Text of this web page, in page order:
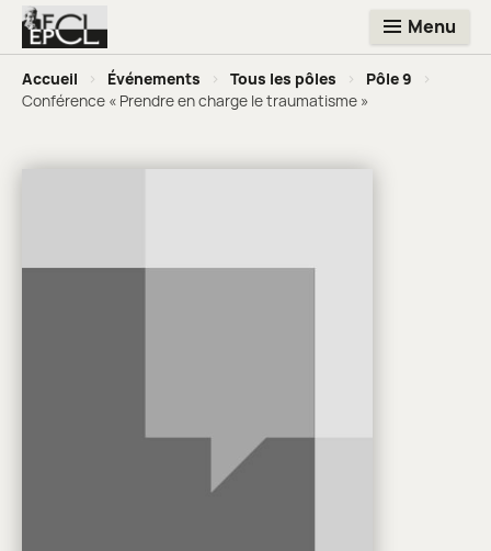
Menu
Accueil > Événements > Tous les pôles > Pôle 9
>
Conférence « Prendre en charge le traumatisme »